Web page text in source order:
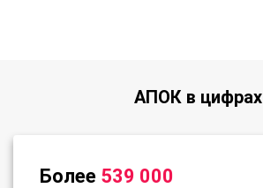
АПОК в цифрах
Более 539 000